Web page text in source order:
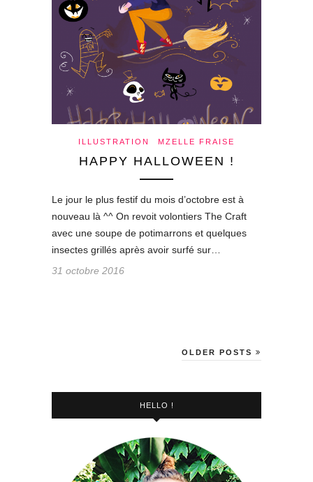
ILLUSTRATION MZELLE FRAISE
HAPPY HALLOWEEN !
Le jour le plus festif du mois d’octobre est à
nouveau là ^^ On revoit volontiers The Craft
avec une soupe de potimarrons et quelques
insectes grillés après avoir surfé sur…
31 octobre 2016
OLDER POSTS
HELLO !